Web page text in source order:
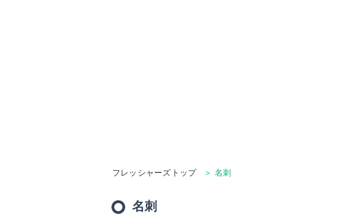
フレッシャーズトップ ＞ 名刺
名刺